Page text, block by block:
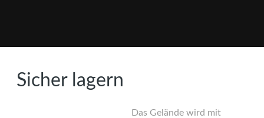
Sicher lagern
Das Gelände wird mit